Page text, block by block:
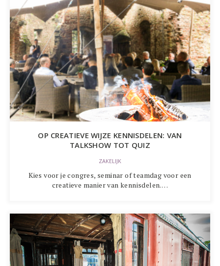
OP CREATIEVE WIJZE KENNISDELEN: VAN
TALKSHOW TOT QUIZ
ZAKELIJK
Kies voor je congres, seminar of teamdag voor een
creatieve manier van kennisdelen.…